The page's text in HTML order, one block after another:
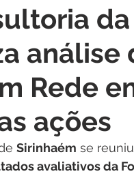
análise
Rede
ações
Sirinhaém se
avaliativos da